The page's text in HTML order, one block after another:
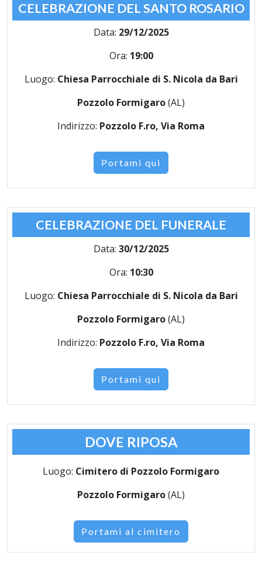
CELEBRAZIONE DEL SANTO ROSARIO
Data: 29/12/2025
Ora: 19:00
Luogo: Chiesa Parrocchiale di S. Nicola da Bari
Pozzolo Formigaro(AL)
Indirizzo: Pozzolo F.ro, Via Roma
Portami qui
CELEBRAZIONE DEL FUNERALE
Data: 30/12/2025
Ora: 10:30
Luogo: Chiesa Parrocchiale di S. Nicola da Bari
Pozzolo Formigaro(AL)
Indirizzo: Pozzolo F.ro, Via Roma
Portami qui
DOVE RIPOSA
Luogo: Cimitero di Pozzolo Formigaro
Pozzolo Formigaro(AL)
Portami al cimitero